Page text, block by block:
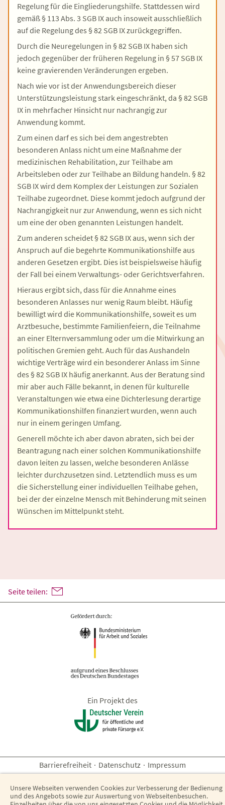
Regelung für die Eingliederungshilfe. Stattdessen wird
gemäß § 113 Abs. 3 SGB IX auch insoweit ausschließlich
auf die Regelung des § 82 SGB IX zurückgegriffen.
Durch die Neuregelungen in § 82 SGB IX haben sich
jedoch gegenüber der früheren Regelung in § 57 SGB IX
keine gravierenden Veränderungen ergeben.
Nach wie vor ist der Anwendungsbereich dieser
Unterstützungsleistung stark eingeschränkt, da § 82 SGB
IX in mehrfacher Hinsicht nur nachrangig zur
Anwendung kommt.
Zum einen darf es sich bei dem angestrebten
besonderen Anlass nicht um eine Maßnahme der
medizinischen Rehabilitation, zur Teilhabe am
Arbeitsleben oder zur Teilhabe an Bildung handeln. § 82
SGB IX wird dem Komplex der Leistungen zur Sozialen
Teilhabe zugeordnet. Diese kommt jedoch aufgrund der
Nachrangigkeit nur zur Anwendung, wenn es sich nicht
um eine der oben genannten Leistungen handelt.
Zum anderen scheidet § 82 SGB IX aus, wenn sich der
Anspruch auf die begehrte Kommunikationshilfe aus
anderen Gesetzen ergibt. Dies ist beispielsweise häufig
der Fall bei einem Verwaltungs- oder Gerichtsverfahren.
Hieraus ergibt sich, dass für die Annahme eines
besonderen Anlasses nur wenig Raum bleibt. Häufig
bewilligt wird die Kommunikationshilfe, soweit es um
Arztbesuche, bestimmte Familienfeiern, die Teilnahme
an einer Elternversammlung oder um die Mitwirkung an
politischen Gremien geht. Auch für das Aushandeln
wichtige Verträge wird ein besonderer Anlass im Sinne
des § 82 SGB IX häufig anerkannt. Aus der Beratung sind
mir aber auch Fälle bekannt, in denen für kulturelle
Veranstaltungen wie etwa eine Dichterlesung derartige
Kommunikationshilfen finanziert wurden, wenn auch
nur in einem geringen Umfang.
Generell möchte ich aber davon abraten, sich bei der
Beantragung nach einer solchen Kommunikationshilfe
davon leiten zu lassen, welche besonderen Anlässe
leichter durchzusetzen sind. Letztendlich muss es um
die Sicherstellung einer individuellen Teilhabe gehen,
bei der der einzelne Mensch mit Behinderung mit seinen
Wünschen im Mittelpunkt steht.
Seite teilen:
Ein Projekt des
Barrierefreiheit · Datenschutz · Impressum
Unsere Webseiten verwenden Cookies zur Verbesserung der Bedienung
und des Angebots sowie zur Auswertung von Webseitenbesuchen.